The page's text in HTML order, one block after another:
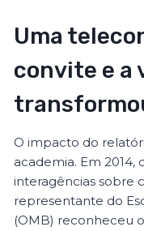
Uma
convite e a
O impacto do
academia. Em
interagências sobre
representante do
(OMB) reconheceu